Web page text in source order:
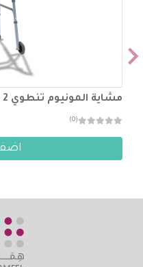
مشاية المونيوم تنطوي 2 عجل كبيرة
(0)